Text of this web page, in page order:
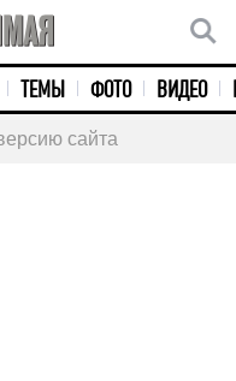
ТЕМЫ ФОТО ВИДЕО
сайта